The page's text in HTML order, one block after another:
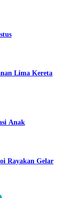
Lima Kereta
Anak
Rayakan Gelar